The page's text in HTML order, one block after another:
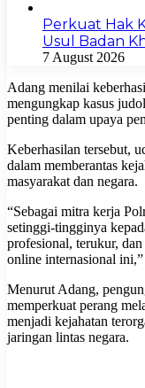
Perkuat Hak
Usul Badan
7 August 2026
Adang menilai
mengungkap kasus
penting dalam upaya
Keberhasilan tersebut,
dalam memberantas
masyarakat dan negara.
“Sebagai mitra kerja
setinggi-tingginya
profesional, terukur,
online internasional
Menurut Adang,
memperkuat perang
menjadi kejahatan
jaringan lintas negara.